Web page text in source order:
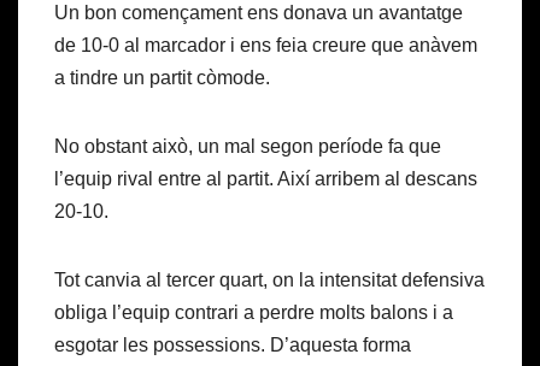
Un bon començament ens donava un avantatge
de 10-0 al marcador i ens feia creure que anàvem
a tindre un partit còmode.
No obstant això, un mal segon període fa que
l’equip rival entre al partit. Així arribem al descans
20-10.
Tot canvia al tercer quart, on la intensitat defensiva
obliga l’equip contrari a perdre molts balons i a
esgotar les possessions. D’aquesta forma